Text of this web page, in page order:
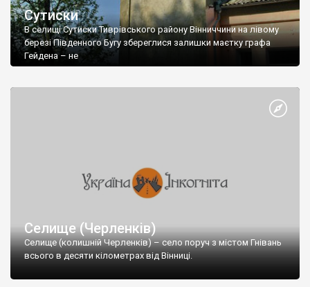
Сутиски
В селищі Сутиски Тиврівського району Вінниччини на лівому
березі Південного Бугу збереглися залишки маєтку графа
Гейдена – не
Селище (Черленків)
Селище (колишній Черленків) – село поруч з містом Гнівань
всього в десяти кілометрах від Вінниці.